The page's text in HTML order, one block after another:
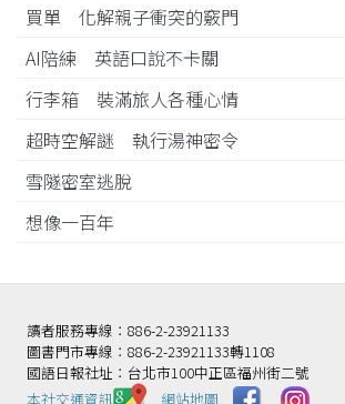
買單 化解親子衝突的竅門
AI陪練 英語口說不卡關
行李箱 裝滿旅人各種心情
超時空解謎 執行湯神密令
雪隧密室逃脫
想像一百年
讀者服務專線：886-2-23921133
圖書門市專線：886-2-23921133轉1108
國語日報社址：台北市100中正區福州街二號
本社交通資訊️
網站地圖